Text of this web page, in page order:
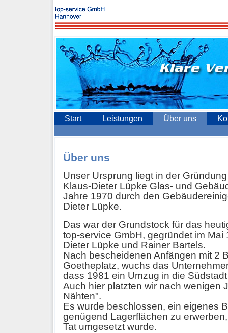
Start Leistungen Über uns
Über uns
Unser Ursprung liegt in der
Klaus-Dieter Lüpke Glas- und
Jahre 1970 durch den
Dieter Lüpke.
Das war der Grundstock für das
top-service GmbH, gegründet im Mai
Dieter Lüpke und Rainer Bartels.
Nach bescheidenen Anfängen mit 2
Goetheplatz, wuchs das
dass 1981 ein Umzug in die
Auch hier platzten wir nach wenigen
Nähten".
Es wurde beschlossen, ein eigenes
genügend Lagerflächen zu
Tat umgesetzt wurde.